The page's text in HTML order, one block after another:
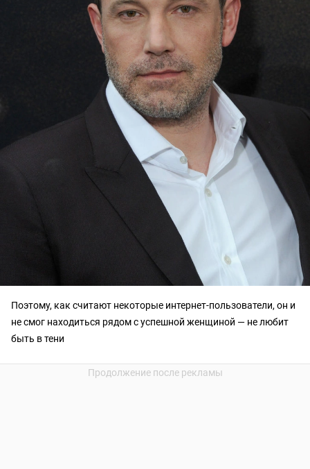
Поэтому, как считают некоторые интернет-пользователи, он и
не смог находиться рядом с успешной женщиной — не любит
быть в тени